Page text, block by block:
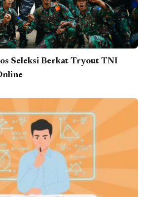
Seleksi Berkat Tryout TNI